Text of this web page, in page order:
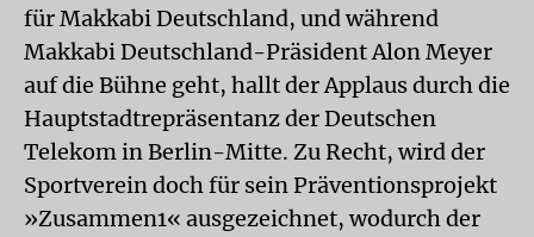
für Makkabi Deutschland, und während
Makkabi Deutschland-Präsident Alon Meyer
auf die Bühne geht, hallt der Applaus durch die
Hauptstadtrepräsentanz der Deutschen
Telekom in Berlin-Mitte. Zu Recht, wird der
Sportverein doch für sein Präventionsprojekt
»Zusammen1« ausgezeichnet, wodurch der